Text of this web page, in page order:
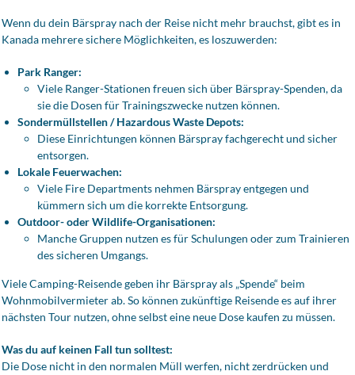
Wenn du dein Bärspray nach der Reise nicht mehr brauchst, gibt es in
Kanada mehrere sichere Möglichkeiten, es loszuwerden:
Park Ranger:
Viele Ranger-Stationen freuen sich über Bärspray-Spenden, da
sie die Dosen für Trainingszwecke nutzen können.
Sondermüllstellen / Hazardous Waste Depots:
Diese Einrichtungen können Bärspray fachgerecht und sicher
entsorgen.
Lokale Feuerwachen:
Viele Fire Departments nehmen Bärspray entgegen und
kümmern sich um die korrekte Entsorgung.
Outdoor- oder Wildlife-Organisationen:
Manche Gruppen nutzen es für Schulungen oder zum Trainieren
des sicheren Umgangs.
Viele Camping-Reisende geben ihr Bärspray als „Spende“ beim
Wohnmobilvermieter ab. So können zukünftige Reisende es auf ihrer
nächsten Tour nutzen, ohne selbst eine neue Dose kaufen zu müssen.
Was du auf keinen Fall tun solltest:
Die Dose nicht in den normalen Müll werfen, nicht zerdrücken und